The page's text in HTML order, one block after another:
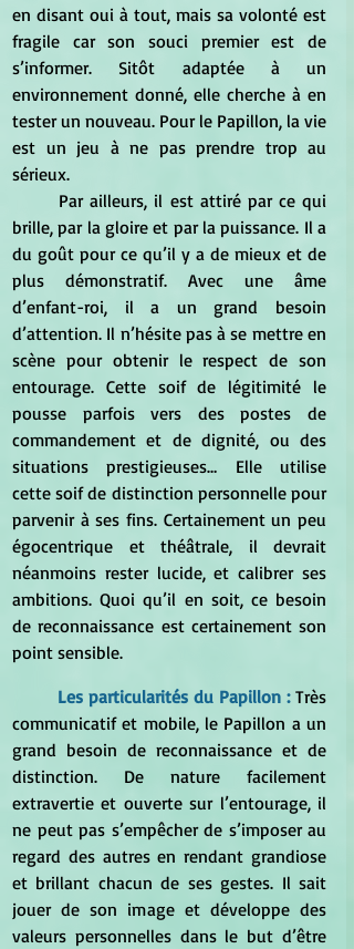
en disant oui à tout, mais sa volonté est
fragile car son souci premier est de
s’informer. Sitôt adaptée à un
environnement donné, elle cherche à en
tester un nouveau. Pour le Papillon, la vie
est un jeu à ne pas prendre trop au
sérieux.
brille, par la gloire et par la puissance. Il a
du goût pour ce qu’il y a de mieux et de
plus démonstratif. Avec une âme
d’enfant-roi, il a un grand besoin
d’attention. Il n’hésite pas à se mettre en
scène pour obtenir le respect de son
entourage. Cette soif de légitimité le
pousse parfois vers des postes de
commandement et de dignité, ou des
situations prestigieuses… Elle utilise
cette soif de distinction personnelle pour
parvenir à ses fins. Certainement un peu
égocentrique et théâtrale, il devrait
néanmoins rester lucide, et calibrer ses
ambitions. Quoi qu’il en soit, ce besoin
de reconnaissance est certainement son
point sensible.
	Les particularités du Papillon :
Très
communicatif et mobile, le Papillon a un
grand besoin de reconnaissance et de
distinction. De nature facilement
extravertie et ouverte sur l’entourage, il
ne peut pas s’empêcher de s’imposer au
regard des autres en rendant grandiose
et brillant chacun de ses gestes. Il sait
jouer de son image et développe des
valeurs personnelles dans le but d’être